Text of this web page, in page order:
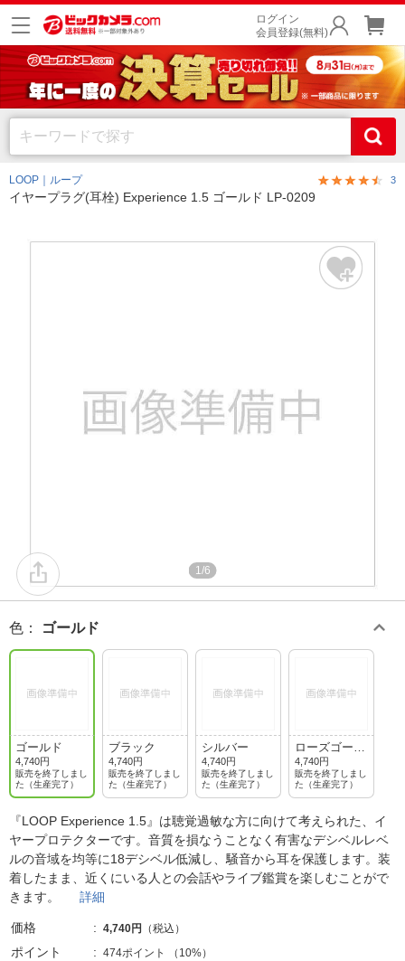
ログイン
会員登録(無料)
LOOP｜ループ 3
イヤープラグ(耳栓) Experience 1.5 ゴールド LP-0209
1/6
色 ： ゴールド
ゴールド
4,740円
販売を終了しまし
た（生産完了）
ブラック
4,740円
販売を終了しまし
た（生産完了）
シルバー
4,740円
販売を終了しまし
た（生産完了）
ローズゴール
ド
4,740円
販売を終了しまし
た（生産完了）
『LOOP Experience 1.5』は聴覚過敏な方に向けて考えられた、イ
ヤープロテクターです。音質を損なうことなく有害なデシベルレベ
ルの音域を均等に18デシベル低減し、騒音から耳を保護します。装
着したまま、近くにいる人との会話やライブ鑑賞を楽しむことがで
きます。 詳細
価格 4,740円 （税込）
ポイント 474ポイント （ 10%）